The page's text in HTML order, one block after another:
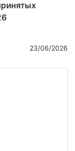
23/06/2026